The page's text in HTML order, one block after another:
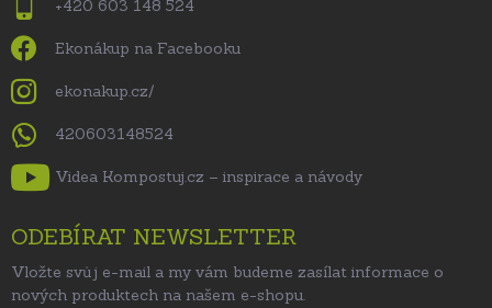
+420 603 148 524
Ekonákup na Facebooku
ekonakup.cz/
420603148524
Videa Kompostuj.cz – inspirace a návody
ODEBÍRAT NEWSLETTER
Vložte svůj e-mail a my vám budeme zasílat informace o
nových produktech na našem e-shopu.